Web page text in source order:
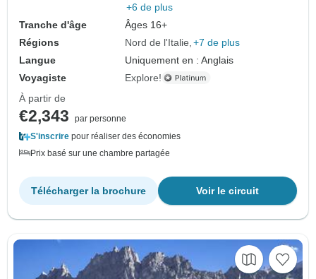
+6 de plus
Tranche d'âge
Âges 16+
Régions
Nord de l'Italie +7 de plus
Langue
Uniquement en : Anglais
Voyagiste
Explore!
À partir de
€2,343
par personne
S'inscrire pour réaliser des économies
Prix basé sur une chambre partagée
Voir le circuit
Télécharger la brochure